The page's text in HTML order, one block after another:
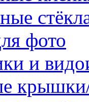
фото
и